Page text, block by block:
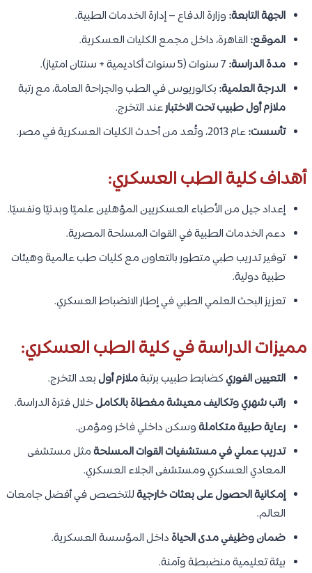
الجهة التابعة: وزارة الدفاع – إدارة الخدمات الطبية.
الموقع: القاهرة، داخل مجمع الكليات العسكرية.
مدة الدراسة:
الدرجة العلمية: بكالوريوس في الطب والجراحة العامة، مع رتبة
ملازم أول طبيب تحت الاختبارعند التخرج.
تأسست:عام 2013، وتُعد من أحدث الكليات العسكرية في مصر.
أهداف كلية الطب العسكري:
إعداد جيل من الأطباء العسكريين المؤهلين علميًا وبدنيًا ونفسيًا.
دعم الخدمات الطبية في القوات المسلحة المصرية.
توفير تدريب طبي متطور بالتعاون مع كليات طب عالمية وهيئات
طبية دولية.
تعزيز البحث العلمي الطبي في إطار الانضباط العسكري.
مميزات الدراسة في كلية الطب العسكري:
التعيين الفوريكضابط طبيب برتبةملازم أولبعد التخرج.
راتب شهري وتكاليف معيشة مغطاة بالكاملخلال فترة الدراسة.
رعاية طبية متكاملةوسكن داخلي فاخر ومؤمن.
تدريب عملي في مستشفيات القوات المسلحةمثل مستشفى
المعادي العسكري ومستشفى الجلاء العسكري.
إمكانية الحصول على بعثات خارجيةللتخصص في أفضل جامعات
العالم.
ضمان وظيفي مدى الحياةداخل المؤسسة العسكرية.
بيئة تعليمية منضبطة وآمنة.